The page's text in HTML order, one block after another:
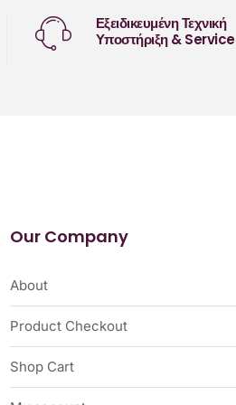
Εξειδικευμένη Τεχνική
Υποστήριξη & Service
Our Company
About
Product Checkout
Shop Cart